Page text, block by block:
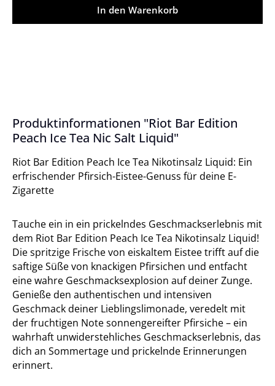
In den Warenkorb
Produktinformationen "Riot Bar Edition
Peach Ice Tea Nic Salt Liquid"
Riot Bar Edition Peach Ice Tea Nikotinsalz Liquid: Ein
erfrischender Pfirsich-Eistee-Genuss für deine E-
Zigarette
Tauche ein in ein prickelndes Geschmackserlebnis mit
dem Riot Bar Edition Peach Ice Tea Nikotinsalz Liquid!
Die spritzige Frische von eiskaltem Eistee trifft auf die
saftige Süße von knackigen Pfirsichen und entfacht
eine wahre Geschmacksexplosion auf deiner Zunge.
Genieße den authentischen und intensiven
Geschmack deiner Lieblingslimonade, veredelt mit
der fruchtigen Note sonnengereifter Pfirsiche – ein
wahrhaft unwiderstehliches Geschmackserlebnis, das
dich an Sommertage und prickelnde Erinnerungen
erinnert.